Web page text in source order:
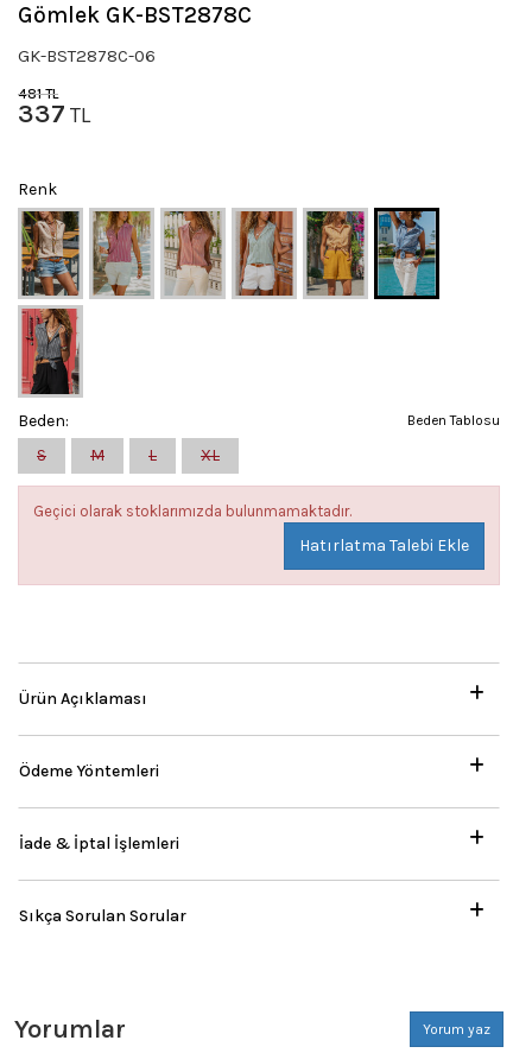
Gömlek GK-BST2878C
GK-BST2878C-06
481TL
337 TL
Renk
Beden Tablosu
Beden:
S
M L XL
Geçici olarak stoklarımızda bulunmamaktadır.
Hatırlatma Talebi Ekle
Ürün Açıklaması
Ödeme Yöntemleri
İade & İptal İşlemleri
Sıkça Sorulan Sorular
Yorumlar Yorum yaz